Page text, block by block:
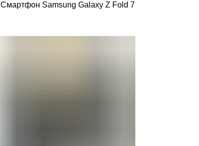
Смартфон Samsung Galaxy Z Fold 7